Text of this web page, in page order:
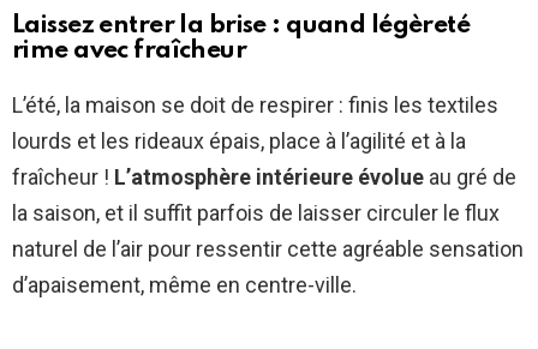
Laissez entrer la brise : quand légèreté
rime avec fraîcheur
L’été, la maison se doit de respirer : finis les textiles
lourds et les rideaux épais, place à l’agilité et à la
fraîcheur ! L’atmosphère intérieure évolue au gré de
la saison, et il suffit parfois de laisser circuler le flux
naturel de l’air pour ressentir cette agréable sensation
d’apaisement, même en centre-ville.